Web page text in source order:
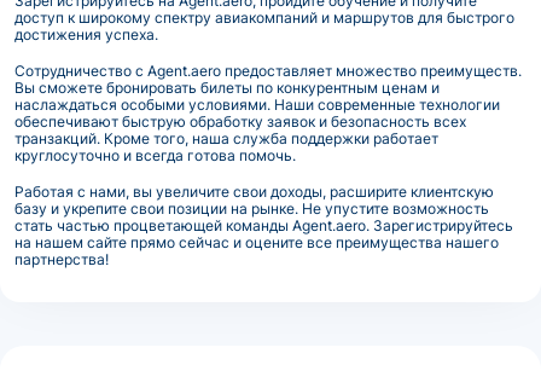
доступ к широкому спектру авиакомпаний и маршрутов для быстрого
достижения успеха.
Сотрудничество с Agent.aero предоставляет множество преимуществ.
Вы сможете бронировать билеты по конкурентным ценам и
наслаждаться особыми условиями. Наши современные технологии
обеспечивают быструю обработку заявок и безопасность всех
транзакций. Кроме того, наша служба поддержки работает
круглосуточно и всегда готова помочь.
Работая с нами, вы увеличите свои доходы, расширите клиентскую
базу и укрепите свои позиции на рынке. Не упустите возможность
стать частью процветающей команды Agent.aero. Зарегистрируйтесь
на нашем сайте прямо сейчас и оцените все преимущества нашего
партнерства!